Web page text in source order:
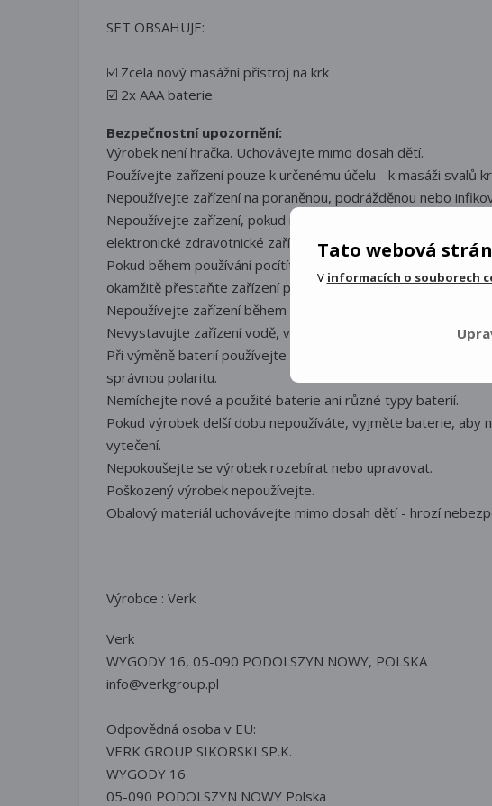
Tato webová
V informacích o souborech
SET OBSAHUJE:
☑️ Zcela nový masážní přístroj na krk
☑️ 2x AAA baterie
Bezpečnostní upozornění:
Výrobek není hračka. Uchovávejte mimo dosah dětí.
Používejte zařízení pouze k určenému účelu - k masáži svalů
Nepoužívejte zařízení na poraněnou, podrážděnou nebo
Nepoužívejte zařízení, pokud máte kardiostimulátor nebo jiné
elektronické zdravotnické zařízení.
Pokud během používání pocítíte bolest, nepohodlí nebo
okamžitě přestaňte zařízení používat.
Nepoužívejte zařízení během spánku, řízení vozidel nebo
Nevystavujte zařízení vodě, vlhkosti ani jiným kapalinám.
Při výměně baterií používejte pouze doporučený typ baterií
správnou polaritu.
Nemíchejte nové a použité baterie ani různé typy baterií.
Pokud výrobek delší dobu nepoužíváte, vyjměte baterie, aby
vytečení.
Nepokoušejte se výrobek rozebírat nebo upravovat.
Poškozený výrobek nepoužívejte.
Obalový materiál uchovávejte mimo dosah dětí - hrozí
Výrobce : Verk
Verk
WYGODY 16, 05-090 PODOLSZYN NOWY, POLSKA
info@verkgroup.pl
Odpovědná osoba v EU:
VERK GROUP SIKORSKI SP.K.
WYGODY 16
05-090 PODOLSZYN NOWY Polska